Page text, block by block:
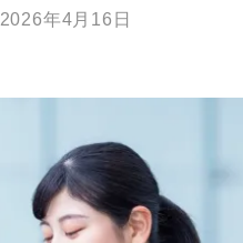
2026年4月16日